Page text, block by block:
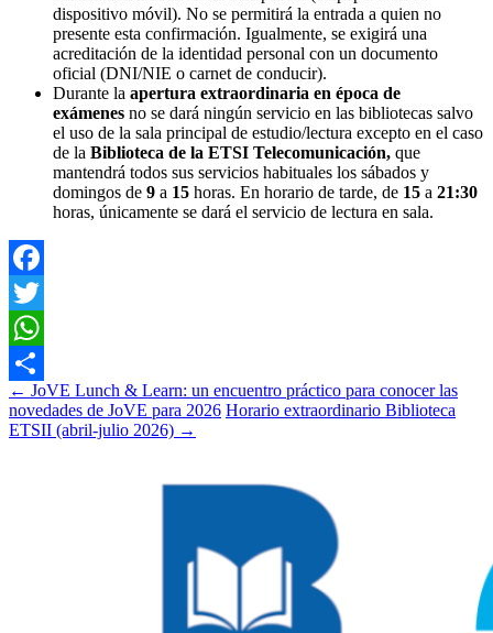
dispositivo móvil). No se permitirá la entrada a quien no
presente esta confirmación. Igualmente, se exigirá una
acreditación de la identidad personal con un documento
oficial (DNI/NIE o carnet de conducir).
Durante la apertura extraordinaria en época de
exámenes no se dará ningún servicio en las bibliotecas salvo
el uso de la sala principal de estudio/lectura excepto en el caso
de la Biblioteca de la ETSI Telecomunicación, que
mantendrá todos sus servicios habituales los sábados y
domingos de 9 a 15 horas. En horario de tarde, de 15 a 21:30
horas, únicamente se dará el servicio de lectura en sala.
Facebook
Twitter
WhatsApp
Compartir
Navegación
de
← JoVE Lunch & Learn: un encuentro práctico para conocer las
novedades de JoVE para 2026 Horario extraordinario Biblioteca
ETSII (abril-julio 2026) →